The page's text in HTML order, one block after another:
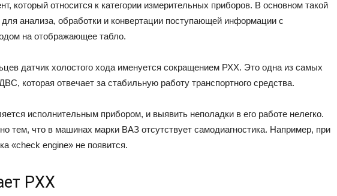
который относится к категории измерительных приборов. В основном такой
для анализа, обработки и конвертации поступающей информации с
на отображающее табло.
датчик холостого хода именуется сокращением РХХ. Это одна из самых
которая отвечает за стабильную работу транспортного средства.
исполнительным прибором, и выявить неполадки в его работе нелегко.
тем, что в машинах марки ВАЗ отсутствует самодиагностика. Например, при
«check engine» не появится.
РХХ